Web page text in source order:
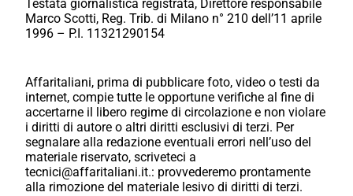
Testata giornalistica registrata, Direttore responsabile
Marco Scotti, Reg. Trib. di Milano n° 210 dell’11 aprile
1996 – P.I. 11321290154
Affaritaliani, prima di pubblicare foto, video o testi da
internet, compie tutte le opportune verifiche al fine di
accertarne il libero regime di circolazione e non violare
i diritti di autore o altri diritti esclusivi di terzi. Per
segnalare alla redazione eventuali errori nell’uso del
materiale riservato, scriveteci a
tecnici@affaritaliani.it.: provvederemo prontamente
alla rimozione del materiale lesivo di diritti di terzi.